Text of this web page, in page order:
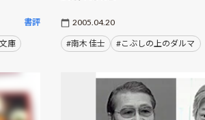
書評
庫
2005.04.20
#南木 佳士 #こぶしの上のダルマ